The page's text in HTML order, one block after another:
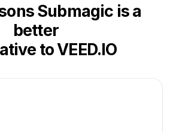
Submagic is a
better
to VEED.IO